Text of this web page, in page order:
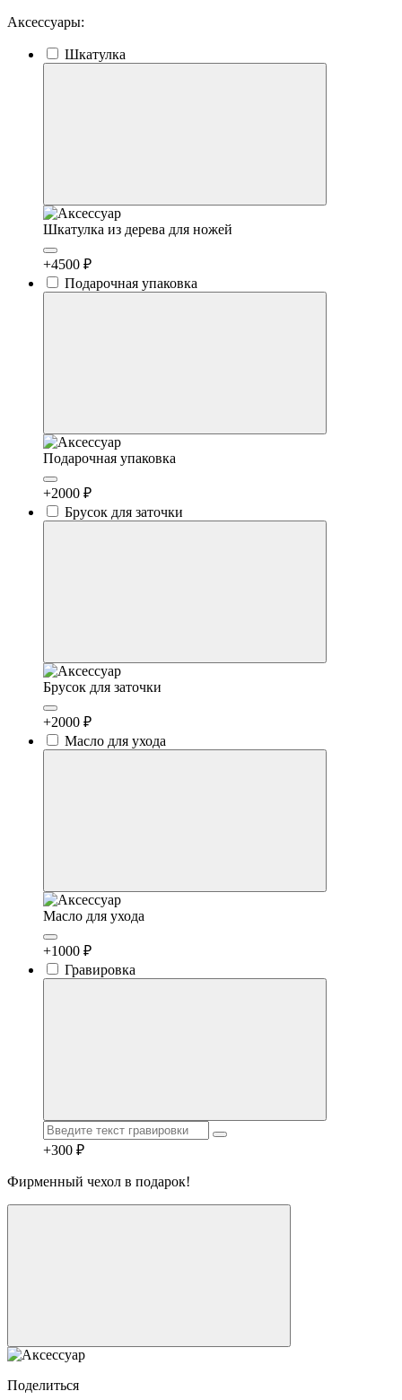
Аксессуары:
Шкатулка
Шкатулка из дерева для ножей
+4500 ₽
Подарочная упаковка
Подарочная упаковка
+2000 ₽
Брусок для заточки
Брусок для заточки
+2000 ₽
Масло для ухода
Масло для ухода
+1000 ₽
Гравировка
+300 ₽
Фирменный чехол в подарок!
Поделиться
WhatsApp
+7 (910) 880-24-42